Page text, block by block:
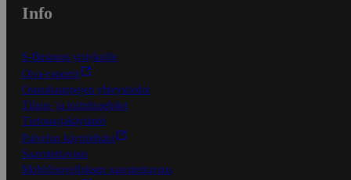
Info
S-Business yrityksille
Oiva-raportit
Osuuskauppojen yhteystiedot
Tilaus- ja toimitusehdot
Tietosuojakäytäntö
Palvelun käyttöehdot
Saavutettavuus
Mobiilisovelluksen saavutettavuus